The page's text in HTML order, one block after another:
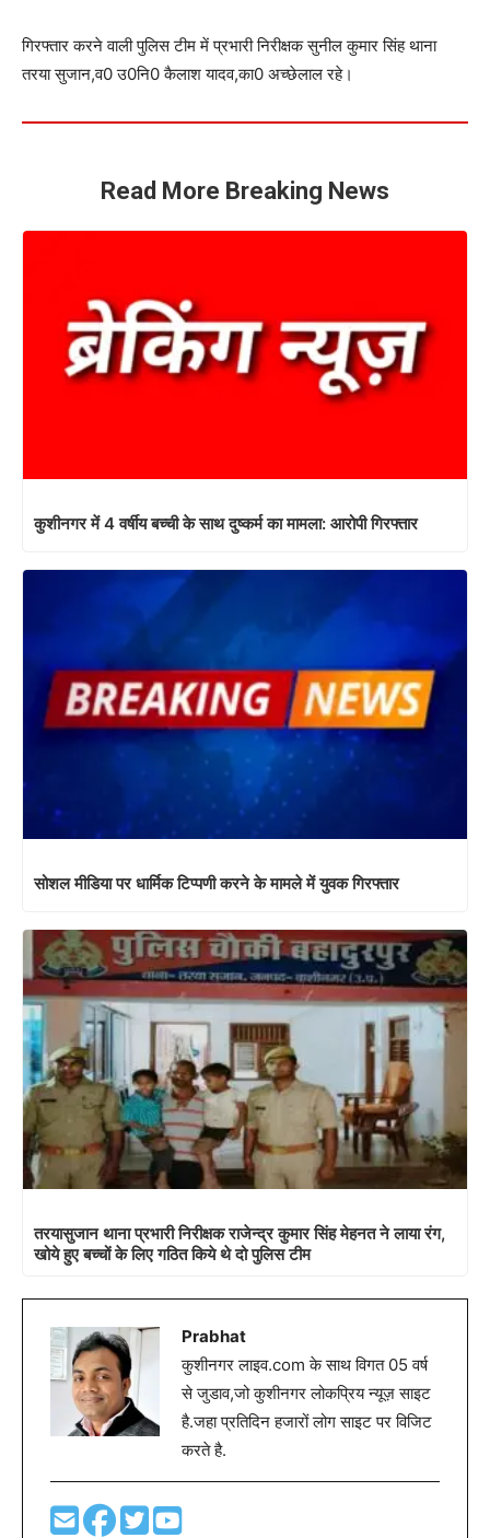
गिरफ्तार करने वाली पुलिस टीम में प्रभारी निरीक्षक सुनील कुमार सिंह थाना
तरया सुजान,व0 उ0नि0 कैलाश यादव,का0 अच्छेलाल रहे।
Read More Breaking News
कुशीनगर में 4 वर्षीय बच्ची के साथ दुष्कर्म का मामला: आरोपी गिरफ्तार
सोशल मीडिया पर धार्मिक टिप्पणी करने के मामले में युवक गिरफ्तार
तरयासुजान थाना प्रभारी निरीक्षक राजेन्द्र कुमार सिंह मेहनत ने लाया रंग,
खोये हुए बच्चों के लिए गठित किये थे दो पुलिस टीम
Prabhat
कुशीनगर लाइव.com के साथ विगत 05 वर्ष
से जुडाव,जो कुशीनगर लोकप्रिय न्यूज़ साइट
है.जहा प्रतिदिन हजारों लोग साइट पर विजिट
करते है.